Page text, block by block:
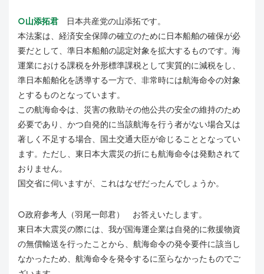
○山添拓君 日本共産党の山添拓です。
本法案は、経済安全保障の確立のために日本船舶の確保が必
要だとして、準日本船舶の認定対象を拡大するものです。海
運業における課税を外形標準課税として実質的に減税をし、
準日本船舶化を誘導する一方で、非常時には航海命令の対象
とするものとなっています。
この航海命令は、災害の救助その他公共の安全の維持のため
必要であり、かつ自発的に当該航海を行う者がない場合又は
著しく不足する場合、国土交通大臣が命じることとなってい
ます。ただし、東日本大震災の折にも航海命令は発動されて
おりません。
国交省に伺いますが、これはなぜだったんでしょうか。
○政府参考人（羽尾一郎君） お答えいたします。
東日本大震災の際には、我が国海運企業は自発的に救援物資
の無償輸送を行ったことから、航海命令の発令要件に該当し
なかったため、航海命令を発令するに至らなかったものでご